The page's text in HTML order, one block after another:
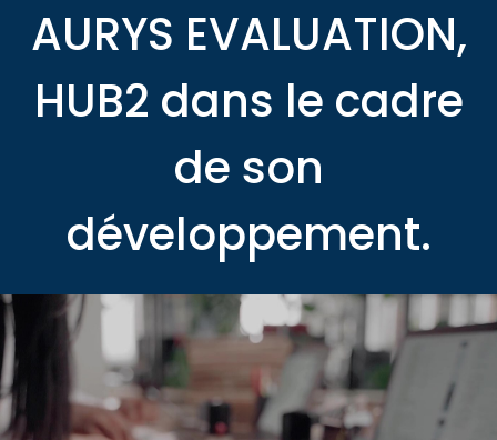
AURYS EVALUATION,
HUB2 dans le cadre
de son
développement.